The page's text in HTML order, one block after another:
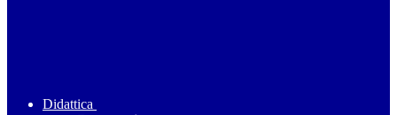
Didattica